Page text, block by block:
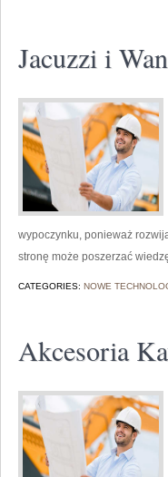
Jacuzzi i
wypoczynku, ponieważ
stronę może poszerzać
CATEGORIES: NOWE
Akcesoria